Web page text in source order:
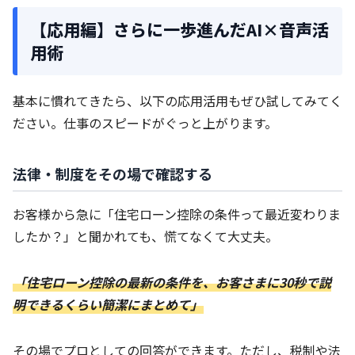
【応用編】さらに一歩進んだAI×音声活
用術
基本に慣れてきたら、以下の応用活用もぜひ試してみてく
ださい。仕事のスピードがぐっと上がります。
法律・制度をその場で確認する
お客様から急に「住宅ローン控除の条件って最近変わりま
したか？」と聞かれても、慌てなくて大丈夫。
「住宅ローン控除の最新の条件を、お客さまに30秒で説
明できるくらい簡潔にまとめて」
その場でプロとしての回答ができます。ただし、税制や法